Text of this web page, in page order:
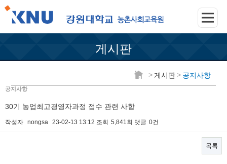
게시판
> 게시판 > 공지사항
공지사항
30기 농업최고경영자과정 접수 관련 사항
작성자 nongsa 23-02-13 13:12 조회 5,841회 댓글 0건
목록